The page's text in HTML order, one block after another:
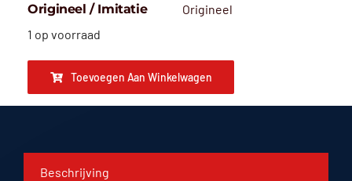
Origineel / Imitatie
Origineel
1 op voorraad
Toevoegen Aan Winkelwagen
Beschrijving